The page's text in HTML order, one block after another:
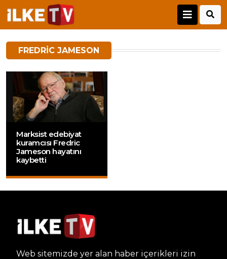
FREDRIC JAMESON
Marksist edebiyat
kuramcısı Fredric
Jameson hayatını
kaybetti
Web sitemizde yer alan haber içerikleri izin